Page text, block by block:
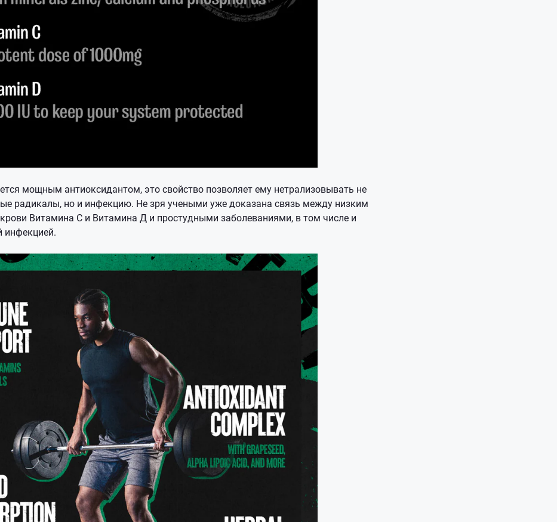
мощным антиоксидантом, это свойство позволяет ему нетрализовывать не
радикалы, но и инфекцию. Не зря учеными уже доказана связь между низким
Витамина С и Витамина Д и простудными заболеваниями, в том числе и
инфекцией.